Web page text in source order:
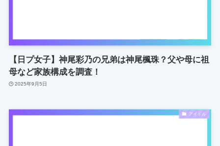
【日プ女子】神尾彩乃の兄弟は神尾楓珠？父や母に祖
母など家族構成を調査！
2025年9月5日
アイドル